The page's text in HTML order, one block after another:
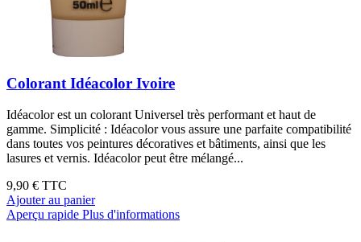
Colorant Idéacolor Ivoire
Idéacolor est un colorant Universel très performant et haut de
gamme. Simplicité : Idéacolor vous assure une parfaite compatibilité
dans toutes vos peintures décoratives et bâtiments, ainsi que les
lasures et vernis. Idéacolor peut être mélangé...
9,90 € TTC
Ajouter au panier
Aperçu rapide Plus d'informations